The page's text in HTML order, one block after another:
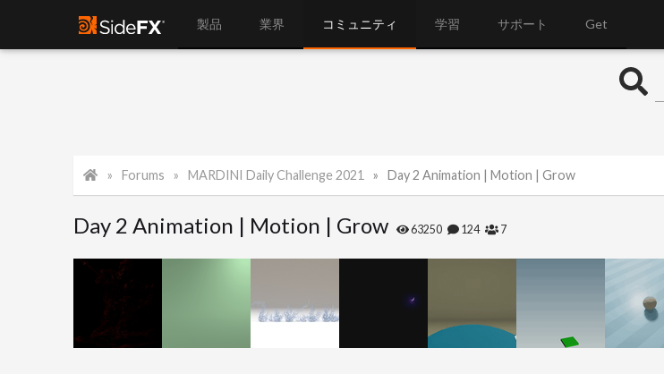
製品 業界 コミュニティ 学習 サポート Get
Forums MARDINI Daily Challenge 2021 Day 2 Animation | Motion | Grow
Day 2 Animation | Motion | Grow 63250 124 7